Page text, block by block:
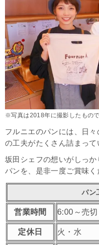
※写真は2018年に撮影したもの
フルニエのパンには、日
の工夫がたくさん詰まって
坂田シェフの想いがしっ
パンを、是非一度ご賞味く
パン
営業時間 6:00～売
定休日 火・水